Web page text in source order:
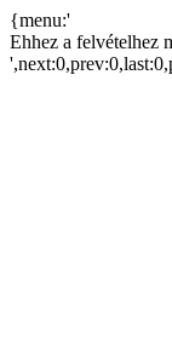
{menu:'
Ehhez a felvételhez